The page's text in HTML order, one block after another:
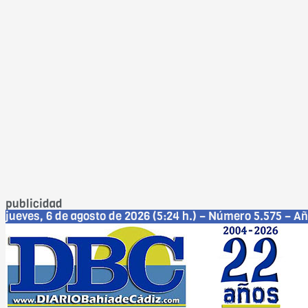
publicidad
jueves, 6 de agosto de 2026 (5:24 h.) – Número 5.575 –
Cádiz
Jerez
San Fernando
Chiclana
El Puerto